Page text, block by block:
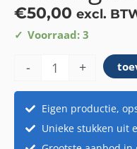
€50,00 excl.
Voorraad: 3
-
Gras
aantal
+
Eigen productie,
Unieke stukken uit